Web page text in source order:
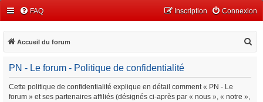
FAQ Connexion
Inscription
Accueil du forum
PN - Le forum - Politique de confidentialité
Cette politique de confidentialité explique en détail comment « PN - Le
forum » et ses partenaires affiliés (désignés ci-après par « nous », « notre »,